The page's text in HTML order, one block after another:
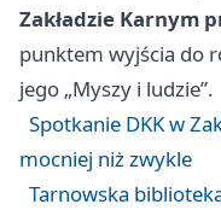
Zakładzie Karnym
punktem wyjścia do
jego „Myszy i ludzie”.
Spotkanie DKK w
mocniej niż zwykle
Tarnowska